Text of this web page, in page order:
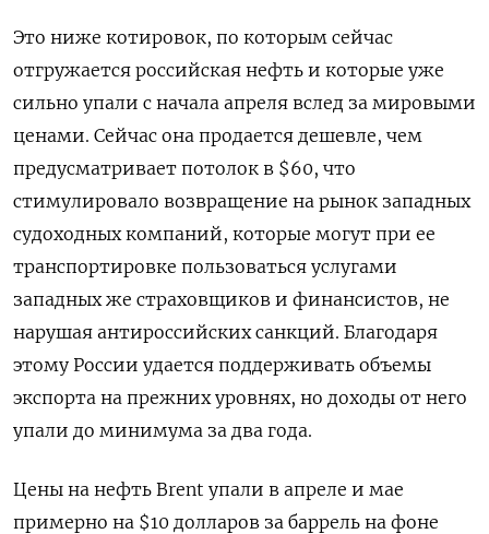
Это ниже котировок, по которым сейчас
отгружается российская нефть и которые уже
сильно упали с начала апреля вслед за мировыми
ценами. Сейчас она продается дешевле, чем
предусматривает потолок в $60, что
стимулировало возвращение на рынок западных
судоходных компаний, которые могут при ее
транспортировке пользоваться услугами
западных же страховщиков и финансистов, не
нарушая антироссийских санкций. Благодаря
этому России удается поддерживать объемы
экспорта на прежних уровнях, но доходы от него
упали до минимума за два года.
Цены на нефть Brent упали в апреле и мае
примерно на $10 долларов за баррель на фоне